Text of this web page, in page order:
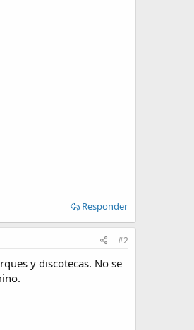
Responder
#2
y discotecas. No se